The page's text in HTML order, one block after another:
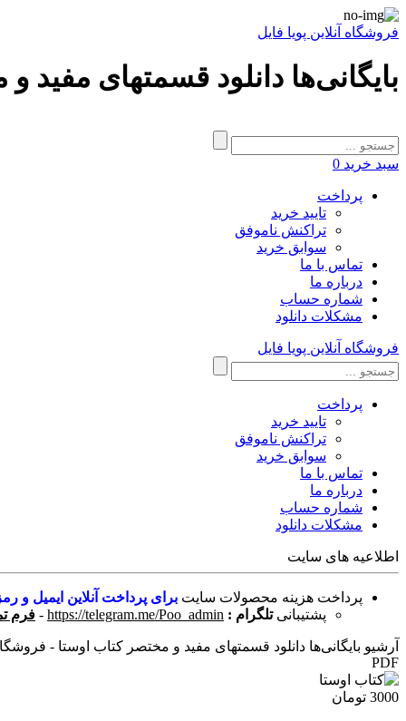
فروشگاه آنلاین پویا فایل
بایگانی‌ها دانلود قسمتهای مفید
سبد خرید 0
پرداخت
تایید خرید
تراکنش ناموفق
سوابق خرید
تماس با ما
درباره ما
شماره حساب
مشکلات دانلود
فروشگاه آنلاین پویا فایل
پرداخت
تایید خرید
تراکنش ناموفق
سوابق خرید
تماس با ما
درباره ما
شماره حساب
مشکلات دانلود
اطلاعیه های سایت
پرداخت هزینه محصولات سایت برای پرداخت آنلاین ایمیل و
پشتیبانی تلگرام : https://telegram.me/Poo_admin
- فرم
آرشیو بایگانی‌ها دانلود قسمتهای مفید و مختصر کتاب اوستا - فروشگاه
PDF
3000 تومان